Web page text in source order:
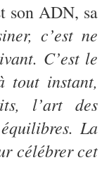
son ADN, sa
c’est ne
C’est le
tout instant,
l’art des
La
célébrer cet